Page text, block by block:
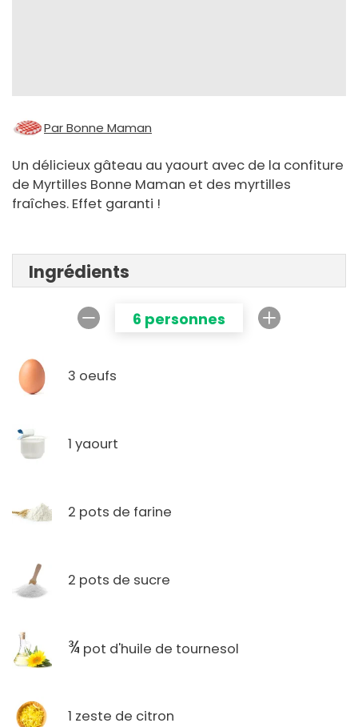
Par Bonne Maman
Un délicieux gâteau au yaourt avec de la confiture
de Myrtilles Bonne Maman et des myrtilles
fraîches. Effet garanti !
Ingrédients
6 personnes
3 oeufs
1 yaourt
2 pots de farine
2 pots de sucre
¾ pot d'huile de tournesol
1 zeste de citron